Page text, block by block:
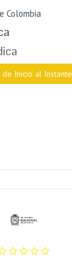
Colombia
de Inicio al Instante